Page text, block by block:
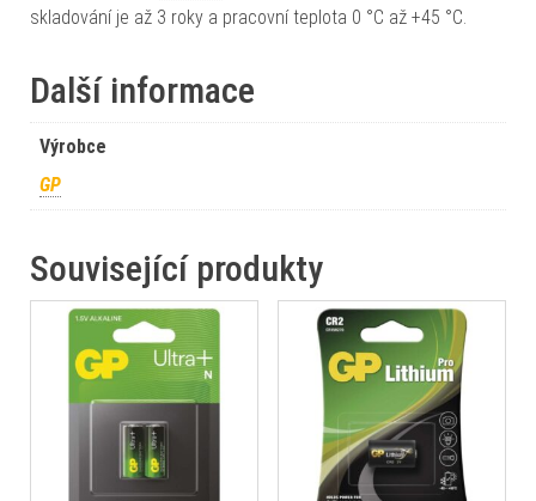
skladování je až 3 roky a pracovní teplota 0 °C až +45 °C.
Další informace
Výrobce
GP
Související produkty